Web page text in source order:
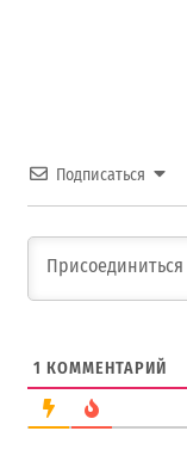
Подписаться
1 КОММЕНТАРИЙ